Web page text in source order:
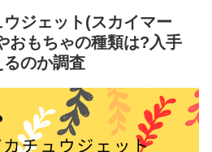
ジェット(スカイマー
おもちゃの種類は?入手
のか調査